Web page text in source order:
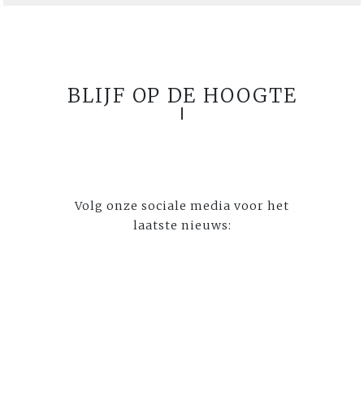
BLIJF OP DE HOOGTE
Volg onze sociale media voor het
laatste nieuws: